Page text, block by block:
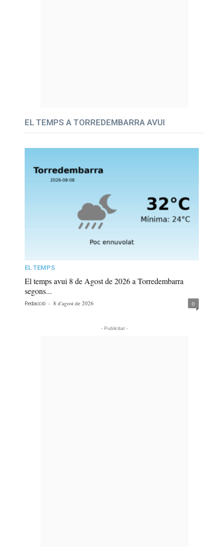
EL TEMPS A TORREDEMBARRA AVUI
EL TEMPS
El temps avui 8 de Agost de 2026 a Torredembarra
segons...
Redacció - 8 d'agost de 2026 0
- Publicitat -